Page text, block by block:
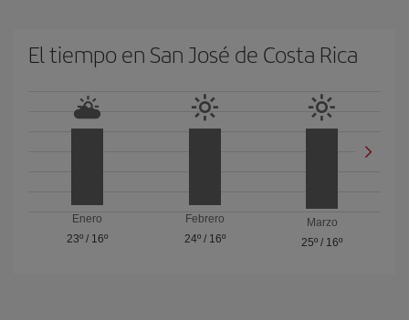
El tiempo en San José de Costa Rica
Enero
23º/ 16º
Febrero
24º/ 16º
Marzo
25º / 16º